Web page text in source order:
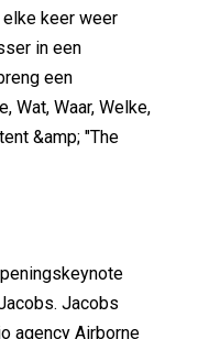
keer weer
in een
een
Wat, Waar, Welke,
&amp; "The
Jacobs
agency Airborne